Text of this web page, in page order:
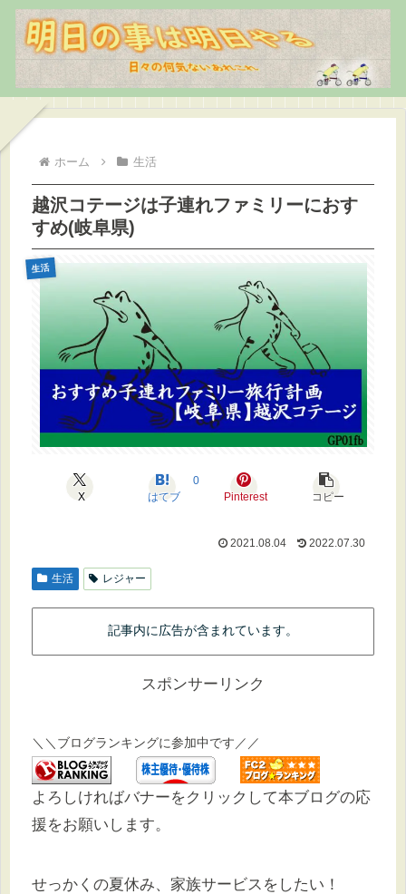
ホーム 生活
越沢コテージは子連れファミリーにおす
すめ(岐阜県)
生活
X はてブ
0
Pinterest
コピー
2021.08.04 2022.07.30
生活 レジャー
記事内に広告が含まれています。
スポンサーリンク
＼＼ブログランキングに参加中です／／
よろしければバナーをクリックして本ブログの応
援をお願いします。
せっかくの夏休み、家族サービスをしたい！